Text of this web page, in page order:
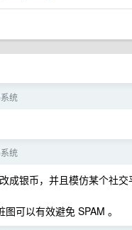
统
统
银币，并且模仿某个社交
可以有效避免 SPAM 。